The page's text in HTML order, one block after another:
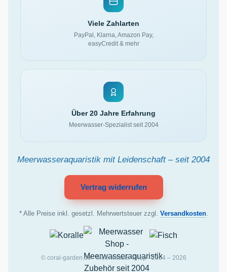
Viele Zahlarten
PayPal, Klarna, Amazon Pay,
easyCredit & mehr
Über 20 Jahre Erfahrung
Meerwasser-Spezialist seit 2004
Meerwasseraquaristik mit Leidenschaft – seit 2004
Vertrag widerrufen
* Alle Preise inkl. gesetzl. Mehrwertsteuer zzgl. Versandkosten.
© coral-garden.de · Meerwasser Shop · 2004 – 2026